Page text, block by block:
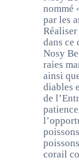
nommé
par les
Réaliser
dans ce
Nosy
raies
ainsi
diables
de
corail